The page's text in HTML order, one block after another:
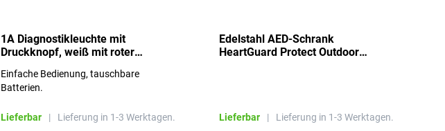
1A Diagnostikleuchte mit
Druckknopf, weiß mit roter
Einfache Bedienung, tauschbare
Batterien.
Lieferbar | Lieferung in 1-3 Werktagen.
Edelstahl AED-Schrank
HeartGuard Protect Outdoor
Lieferbar | Lieferung in 1-3 Werktagen.